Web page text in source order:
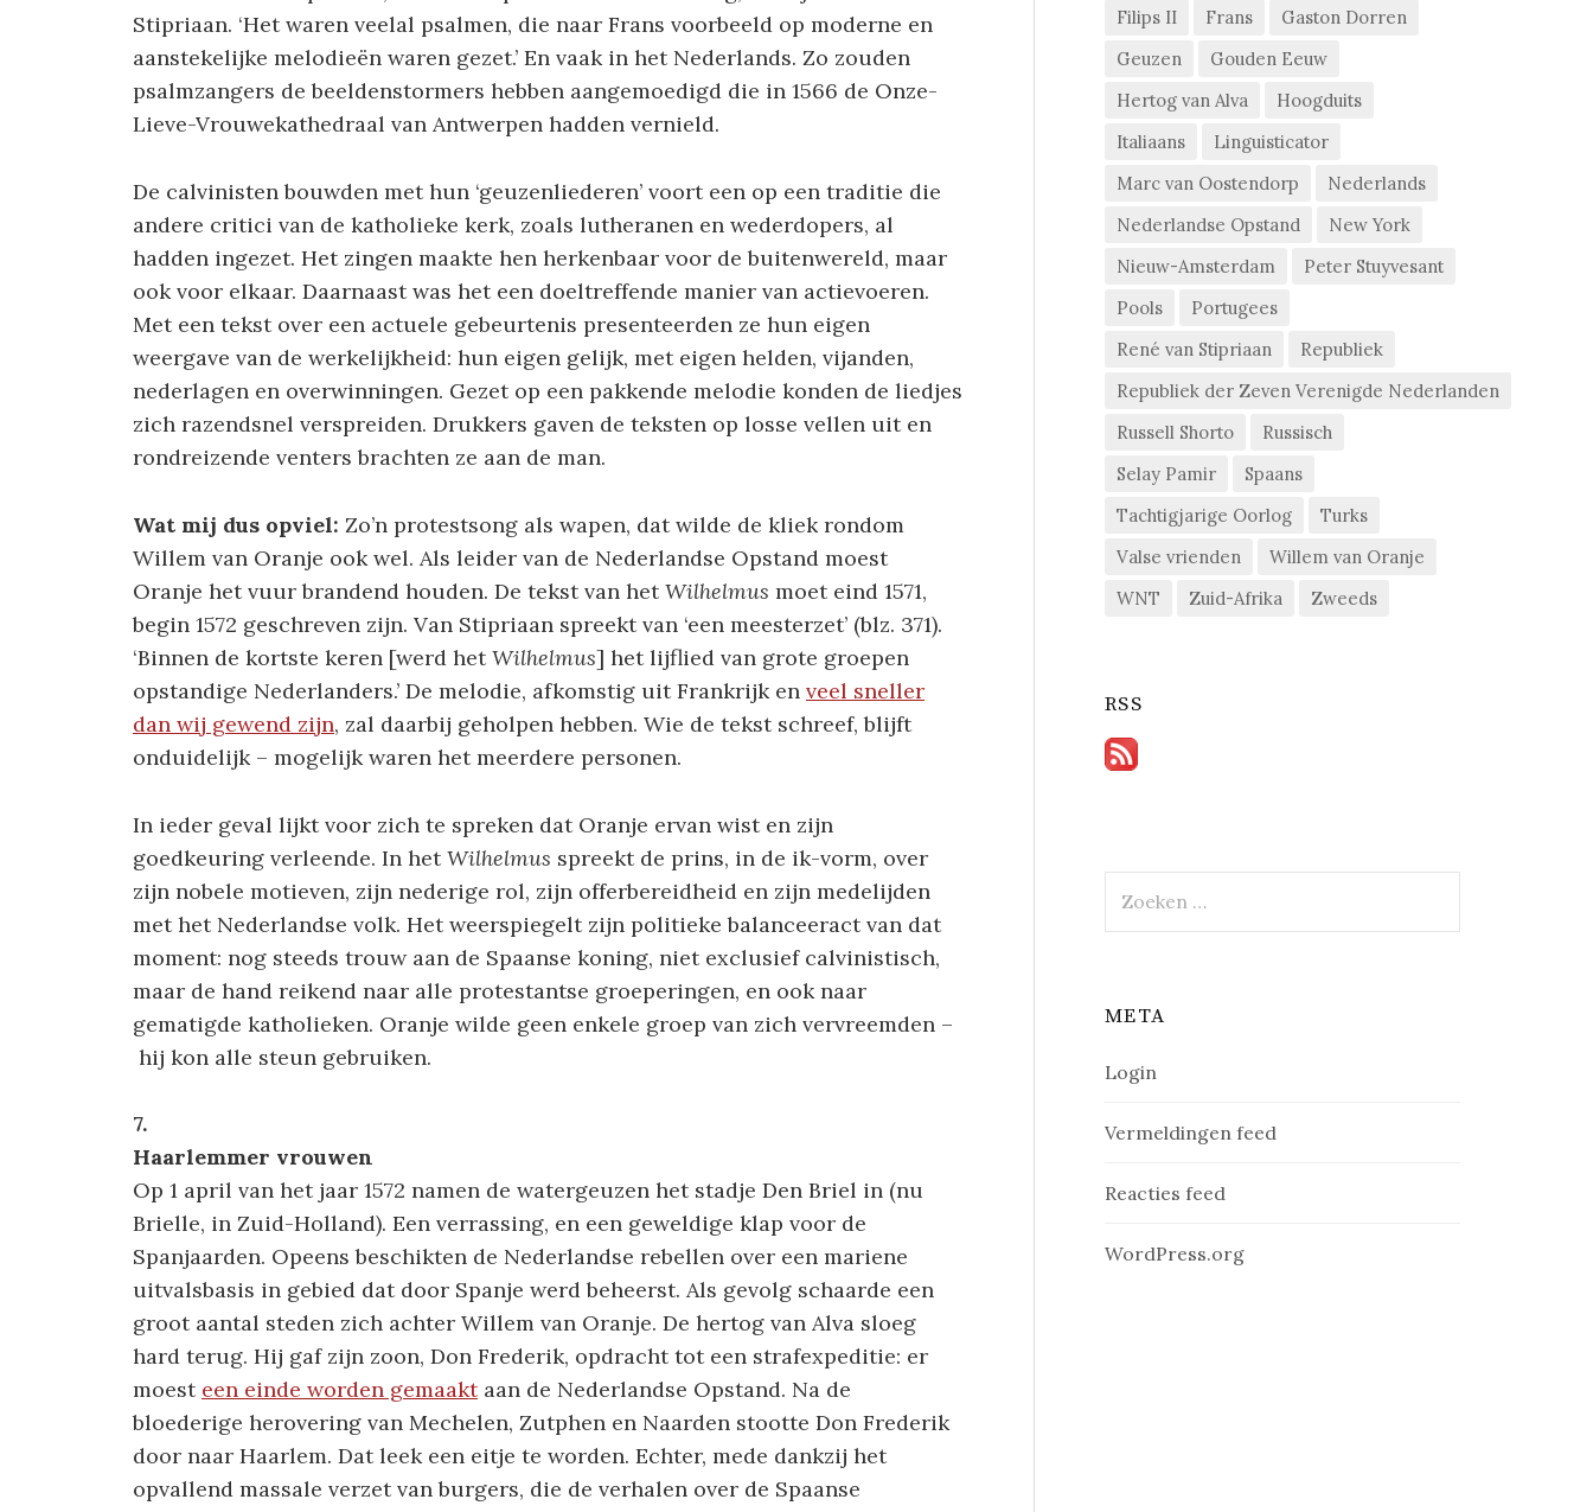
Stipriaan. ‘Het waren veelal psalmen, die naar Frans voorbeeld op moderne en
aanstekelijke melodieën waren gezet.’ En vaak in het Nederlands. Zo zouden
psalmzangers de beeldenstormers hebben aangemoedigd die in 1566 de Onze-
Lieve-Vrouwekathedraal van Antwerpen hadden vernield.
De calvinisten bouwden met hun ‘geuzenliederen’ voort een op een traditie die
andere critici van de katholieke kerk, zoals lutheranen en wederdopers, al
hadden ingezet. Het zingen maakte hen herkenbaar voor de buitenwereld, maar
ook voor elkaar. Daarnaast was het een doeltreffende manier van actievoeren.
Met een tekst over een actuele gebeurtenis presenteerden ze hun eigen
weergave van de werkelijkheid: hun eigen gelijk, met eigen helden, vijanden,
nederlagen en overwinningen. Gezet op een pakkende melodie konden de liedjes
zich razendsnel verspreiden. Drukkers gaven de teksten op losse vellen uit en
rondreizende venters brachten ze aan de man.
Wat mij dus opviel: Zo’n protestsong als wapen, dat wilde de kliek rondom
Willem van Oranje ook wel. Als leider van de Nederlandse Opstand moest
Oranje het vuur brandend houden. De tekst van hetWilhelmus moet eind 1571,
begin 1572 geschreven zijn. Van Stipriaan spreekt van ‘een meesterzet’ (blz. 371).
‘Binnen de kortste keren [werd hetWilhelmus] het lijflied van grote groepen
opstandige Nederlanders.’ De melodie, afkomstig uit Frankrijk en veel sneller
dan wij gewend zijn, zal daarbij geholpen hebben. Wie de tekst schreef, blijft
onduidelijk – mogelijk waren het meerdere personen.
In ieder geval lijkt voor zich te spreken dat Oranje ervan wist en zijn
goedkeuring verleende. In hetWilhelmus spreekt de prins, in de ik-vorm, over
zijn nobele motieven, zijn nederige rol, zijn offerbereidheid en zijn medelijden
met het Nederlandse volk. Het weerspiegelt zijn politieke balanceeract van dat
moment: nog steeds trouw aan de Spaanse koning, niet exclusief calvinistisch,
maar de hand reikend naar alle protestantse groeperingen, en ook naar
gematigde katholieken. Oranje wilde geen enkele groep van zich vervreemden –
hij kon alle steun gebruiken.
7.
Haarlemmer vrouwen
Op 1 april van het jaar 1572 namen de watergeuzen het stadje Den Briel in (nu
Brielle, in Zuid-Holland). Een verrassing, en een geweldige klap voor de
Spanjaarden. Opeens beschikten de Nederlandse rebellen over een mariene
uitvalsbasis in gebied dat door Spanje werd beheerst. Als gevolg schaarde een
groot aantal steden zich achter Willem van Oranje. De hertog van Alva sloeg
hard terug. Hij gaf zijn zoon, Don Frederik, opdracht tot een strafexpeditie: er
moest een einde worden gemaaktaan de Nederlandse Opstand. Na de
bloederige herovering van Mechelen, Zutphen en Naarden stootte Don Frederik
door naar Haarlem. Dat leek een eitje te worden. Echter, mede dankzij het
opvallend massale verzet van burgers, die de verhalen over de Spaanse
Filips II
Frans
Gaston Dorren
Geuzen
Gouden Eeuw
Hertog van Alva
Hoogduits
Italiaans
Linguisticator
Marc van Oostendorp
Nederlands
Nederlandse Opstand
New York
Nieuw-Amsterdam
Peter Stuyvesant
Pools
Portugees
René van Stipriaan
Republiek
Republiek der Zeven Verenigde Nederlanden
Russell Shorto
Russisch
Selay Pamir
Spaans
Tachtigjarige Oorlog
Turks
Valse vrienden
Willem van Oranje
WNT
Zuid-Afrika Zweeds
RSS
naar:
META
Login
Vermeldingen feed
Reacties feed
WordPress.org